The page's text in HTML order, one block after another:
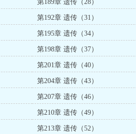
第189章 遗传（28）
第192章 遗传（31）
第195章 遗传（34）
第198章 遗传（37）
第201章 遗传（40）
第204章 遗传（43）
第207章 遗传（46）
第210章 遗传（49）
第213章 遗传（52）